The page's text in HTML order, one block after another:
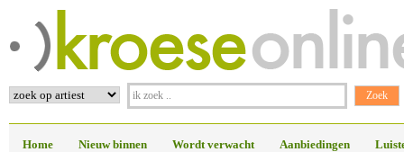
Home Nieuw binnen Wordt verwacht Aanbiedingen